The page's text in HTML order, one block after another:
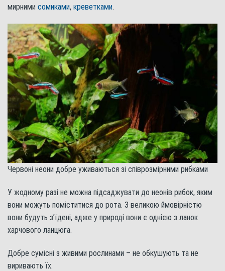
мирними сомиками, креветками.
Червоні неони добре уживаються зі співрозмірними рибками
У жодному разі не можна підсаджувати до неонів рибок, яким
вони можуть поміститися до рота. З великою ймовірністю
вони будуть з’їдені, адже у природі вони є однією з ланок
харчового ланцюга.
Добре сумісні з живими рослинами – не обкушують та не
виривають їх.